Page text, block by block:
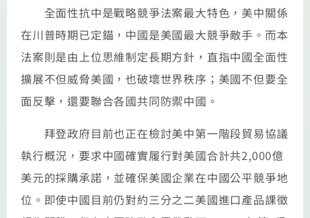
全面性抗中是戰略競爭法案最大特色，美中關係
在川普時期已定錨，中國是美國最大競爭敵手。而本
法案則是由上位思維制定長期方針，直指中國全面性
擴展不但威脅美國，也破壞世界秩序；美國不但要全
面反擊，還要聯合各國共同防禦中國。
拜登政府目前也正在檢討美中第一階段貿易協議
執行概況，要求中國確實履行對美國合計共2,000億
美元的採購承諾，並確保美國企業在中國公平競爭地
位。即使中國目前仍對約三分之二美國進口產品課徵